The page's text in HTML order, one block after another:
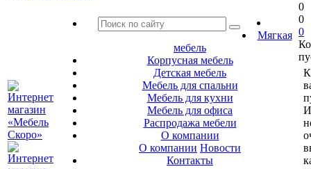
Мягкая
мебель
Корпусная мебель
Детская мебель
Мебель для спальни
Мебель для кухни
Мебель для офиса
Распродажа мебели
О компании
О компании Новости
Контакты
0
0
0